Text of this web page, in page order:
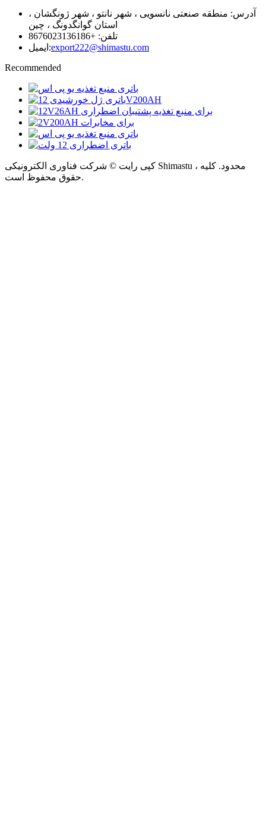
آدرس: منطقه صنعتی نانسویی ، شهر نانتو ، شهر ژونگشان ،
استان گوانگدونگ ، چین
تلفن: +8676023136186
ایمیل:export222@shimastu.com
Recommended
کپی رایت © شرکت فناوری الکترونیکی Shimastu ، محدود. کلیه
حقوق محفوظ است.